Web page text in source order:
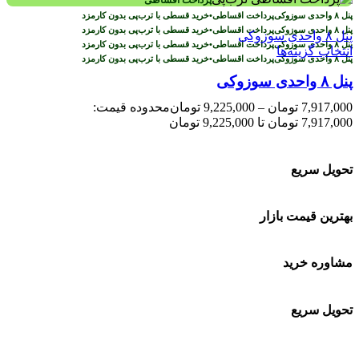
پرداخت اقساطی•خرید قسطی با ترب‌پی بدون کارمزد
پرداخت اقساطی•خرید قسطی با ترب‌پی بدون کارمزد
پرداخت اقساطی•خرید قسطی با ترب‌پی بدون کارمزد
پرداخت اقساطی•خرید قسطی با ترب‌پی بدون کارمزد
انتخاب گزینه‌ها
پنل ۸ واحدی سوزوکی
7,917,000 تومان –
9,225,000 تومانمحدوده قیمت:
7,917,000 تومان تا 9,225,000 تومان
تحویل سریع
بهترین قیمت بازار
مشاوره خرید
تحویل سریع